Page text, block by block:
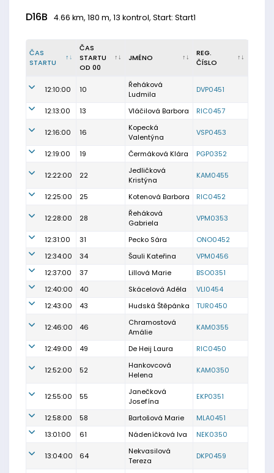
D16B 4.66 km, 180 m, 13 kontrol, Start: Start1
ČAS
STARTU
ČAS
STARTU
OD 00
JMÉNO
REG.
ČÍSLO
12:10:00 10
Řeháková
Ludmila
DVP0451
12:13:00 13 Vláčilová Barbora RIC0457
12:16:00 16
Kopecká
Valentýna
VSP0453
12:19:00 19 Čermáková Klára PGP0352
12:22:00 22
Jedličková
Kristýna
KAM0455
12:25:00 25 Kotenová Barbora RIC0452
12:28:00 28
Řeháková
Gabriela
VPM0353
12:31:00 31 Pecko Sára
ONO0452
12:34:00
34 Šauli Kateřina
VPM0456
12:37:00
37 Lillová Marie
BSO0351
12:40:00
40 Skácelová Adéla
VLI0454
12:43:00
43 Hudská Štěpánka TUR0450
12:46:00 46
Chramostová
Amálie
KAM0355
12:49:00 49 De Heij Laura RIC0450
12:52:00 52
Hankovcová
Helena
KAM0350
12:55:00 55
Janečková
Josefína
EKP0351
12:58:00 58 Bartošová Marie
MLA0451
13:01:00
61 Nádeníčková Iva NEK0350
13:04:00 64
Nekvasilová
Tereza
DKP0459